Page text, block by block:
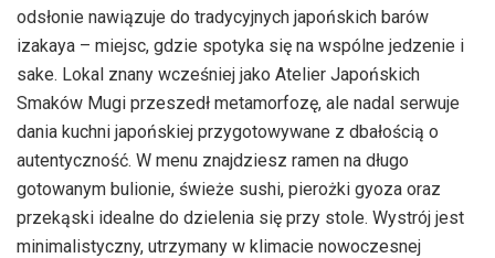
odsłonie nawiązuje do tradycyjnych japońskich barów
izakaya – miejsc, gdzie spotyka się na wspólne jedzenie i
sake. Lokal znany wcześniej jako Atelier Japońskich
Smaków Mugi przeszedł metamorfozę, ale nadal serwuje
dania kuchni japońskiej przygotowywane z dbałością o
autentyczność. W menu znajdziesz ramen na długo
gotowanym bulionie, świeże sushi, pierożki gyoza oraz
przekąski idealne do dzielenia się przy stole. Wystrój jest
minimalistyczny, utrzymany w klimacie nowoczesnej